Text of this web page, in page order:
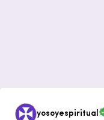
yosoyespiritual